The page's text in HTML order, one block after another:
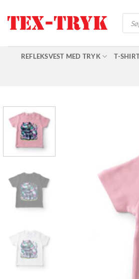
indhold
search
REFLEKSVEST MED TRYK T-